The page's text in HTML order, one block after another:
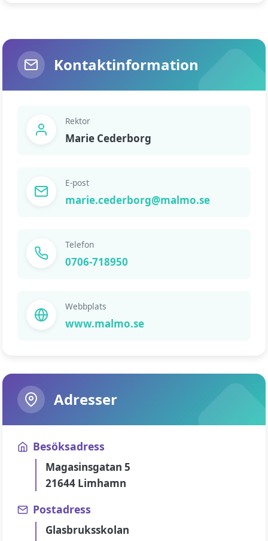
Kontaktinformation
Rektor
Marie Cederborg
E-post
marie.cederborg@malmo.se
Telefon
0706-718950
Webbplats
www.malmo.se
Adresser
Besöksadress
Magasinsgatan 5
21644 Limhamn
Postadress
Glasbruksskolan